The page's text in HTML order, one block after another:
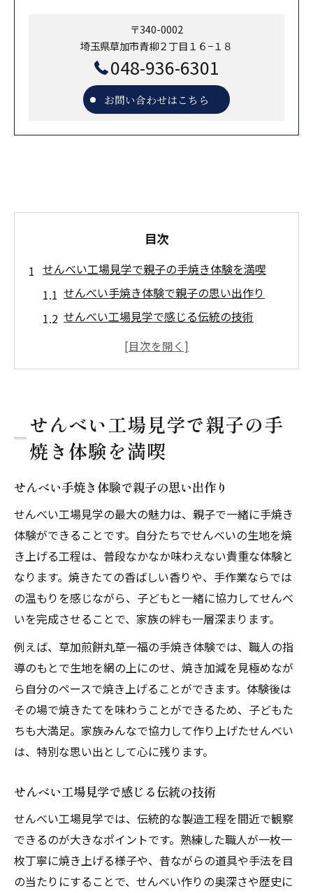
〒340-0002
埼玉県草加市青柳２丁目１６−１８
048-936-6301
お問い合わせはこちら
目次
せんべい工場見学で親子の手焼き体験を満喫
せんべい手焼き体験で親子の思い出作り
せんべい工場見学で感じる伝統の技術
手焼きせんべいの香ばしさを五感で体感
せんべい工場で広がるものづくりの世界
せんべい作り体験で得られる学びと発見
子どもが夢中になる工場見学のポイント
せんべい手焼き体験が育む家族の絆
ものづくりの楽しさを実感できる工場体験
工場見学ならではのせんべい製造工程を知る
せんべい製造工程を間近で見学する魅力
せんべい工場ならではの製法の工夫を体感
お米からせんべいになる過程を学ぼう
せんべい職人の技とこだわりを見逃さない
製造工程を知ることで味わいが深まる体験
香ばしさ広がる手焼きせんべい体験おすすめ
焼きたてせんべいの香りを親子で楽しむ
せんべい手焼き体験のおすすめポイント集
親子で挑戦する手焼きせんべい体験の魅力
せんべい工場見学後の手焼き体験比較ガイ
ド
家族で楽しむせんべい工場見学の新しい発見
せんべい工場見学で家族の新発見を体験
せんべい工場見学で親子の手
焼き体験を満喫
せんべい手焼き体験で親子の思い出作り
せんべい工場見学の最大の魅力は、親子で一緒に手焼き
体験ができることです。自分たちでせんべいの生地を焼
き上げる工程は、普段なかなか味わえない貴重な体験と
なります。焼きたての香ばしい香りや、手作業ならでは
の温もりを感じながら、子どもと一緒に協力してせんべ
いを完成させることで、家族の絆も一層深まります。
例えば、草加煎餅丸草一福の手焼き体験では、職人の指
導のもとで生地を網の上にのせ、焼き加減を見極めなが
ら自分のペースで焼き上げることができます。体験後は
その場で焼きたてを味わうことができるため、子どもた
ちも大満足。家族みんなで協力して作り上げたせんべい
は、特別な思い出として心に残ります。
せんべい工場見学で感じる伝統の技術
せんべい工場見学では、伝統的な製造工程を間近で観察
できるのが大きなポイントです。熟練した職人が一枚一
枚丁寧に焼き上げる様子や、昔ながらの道具や手法を目
の当たりにすることで、せんべい作りの奥深さや歴史に